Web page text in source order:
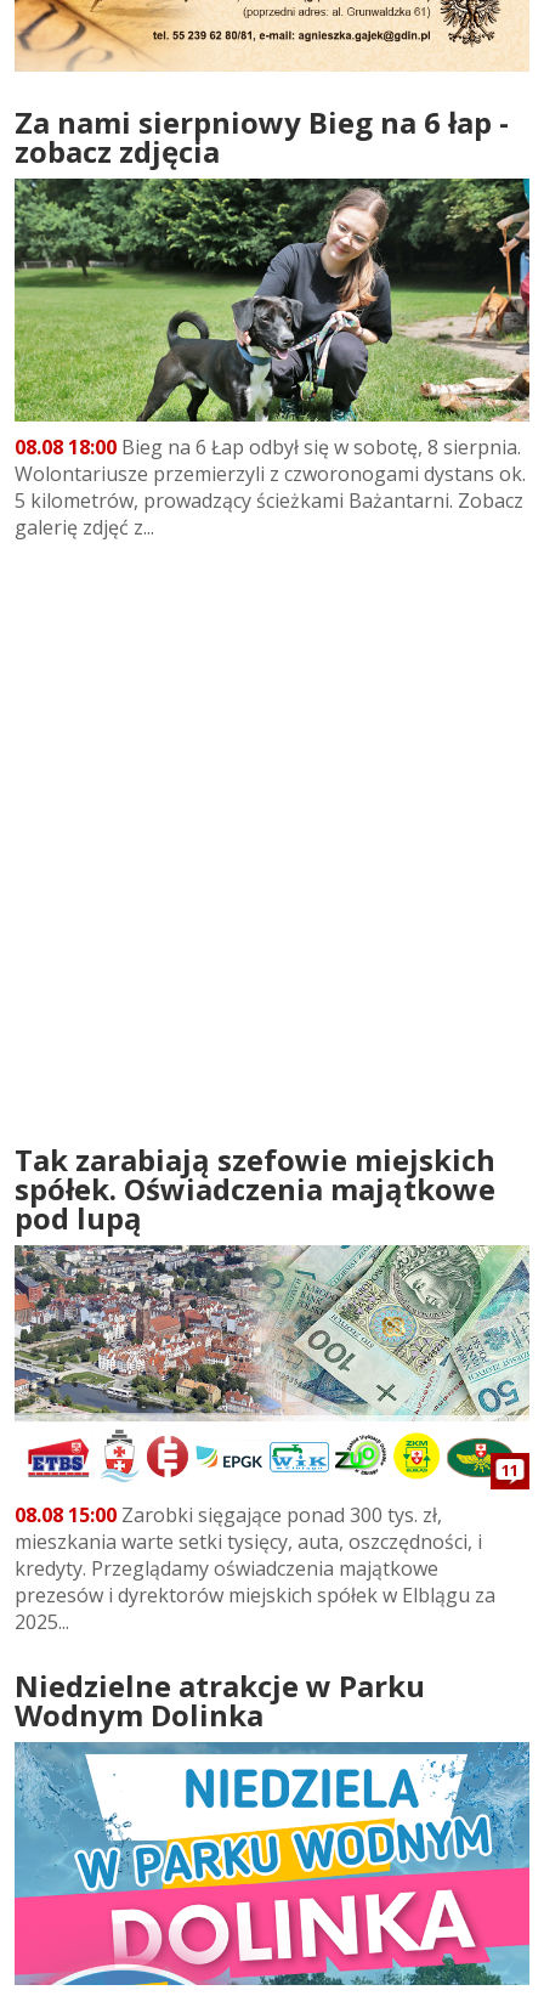
Za nami sierpniowy Bieg na 6 łap -
zobacz zdjęcia
08.08 18:00 Bieg na 6 Łap odbył się w sobotę, 8 sierpnia.
Wolontariusze przemierzyli z czworonogami dystans ok.
5 kilometrów, prowadzący ścieżkami Bażantarni. Zobacz
galerię zdjęć z...
Tak zarabiają szefowie miejskich
spółek. Oświadczenia majątkowe
pod lupą
11
08.08 15:00 Zarobki sięgające ponad 300 tys. zł,
mieszkania warte setki tysięcy, auta, oszczędności, i
kredyty. Przeglądamy oświadczenia majątkowe
prezesów i dyrektorów miejskich spółek w Elblągu za
2025...
Niedzielne atrakcje w Parku
Wodnym Dolinka